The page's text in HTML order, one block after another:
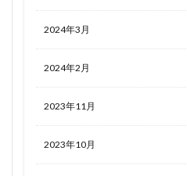
2024年3月
2024年2月
2023年11月
2023年10月